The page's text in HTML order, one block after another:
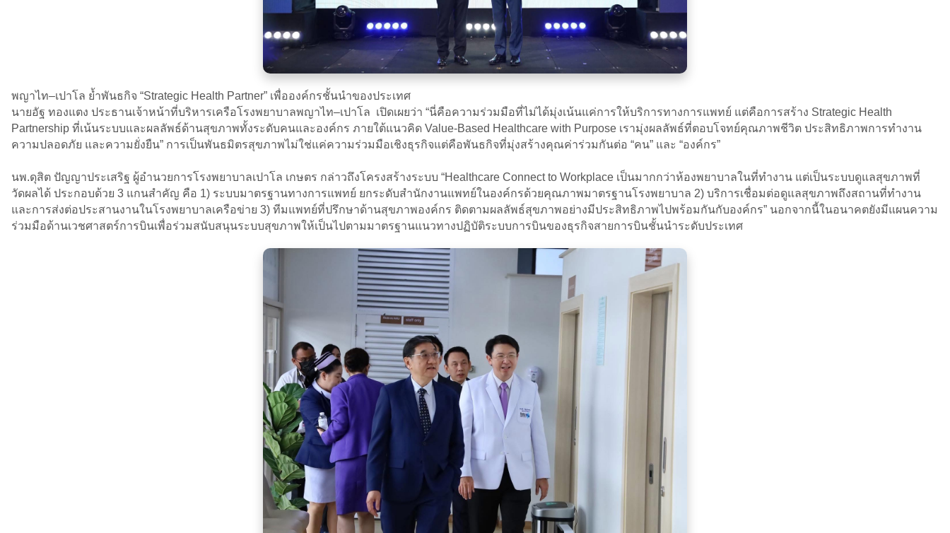
พญาไท–เปาโล ย้ำพันธกิจ “Strategic Health Partner” เพื่อองค์กรชั้นนำของประเทศ
นายอัฐ ทองแตง ประธานเจ้าหน้าที่บริหารเครือโรงพยาบาลพญาไท–เปาโล เปิดเผยว่า “นี่คือความร่วมมือที่ไม่ได้มุ่งเน้นแค่การให้บริการทางการแพทย์ แต่คือการสร้าง Strategic Health
Partnership ที่เน้นระบบและผลลัพธ์ด้านสุขภาพทั้งระดับคนและองค์กร ภายใต้แนวคิด Value-Based Healthcare with Purpose เรามุ่งผลลัพธ์ที่ตอบโจทย์คุณภาพชีวิต ประสิทธิภาพการทำงาน
ความปลอดภัย และความยั่งยืน” การเป็นพันธมิตรสุขภาพไม่ใช่แค่ความร่วมมือเชิงธุรกิจแต่คือพันธกิจที่มุ่งสร้างคุณค่าร่วมกันต่อ “คน” และ “องค์กร”
นพ.ดุสิต ปัญญาประเสริฐ ผู้อำนวยการโรงพยาบาลเปาโล เกษตร กล่าวถึงโครงสร้างระบบ “Healthcare Connect to Workplace เป็นมากกว่าห้องพยาบาลในที่ทำงาน แต่เป็นระบบดูแลสุขภาพที่
วัดผลได้ ประกอบด้วย 3 แกนสำคัญ คือ 1) ระบบมาตรฐานทางการแพทย์ ยกระดับสำนักงานแพทย์ในองค์กรด้วยคุณภาพมาตรฐานโรงพยาบาล 2) บริการเชื่อมต่อดูแลสุขภาพถึงสถานที่ทำงาน
และการส่งต่อประสานงานในโรงพยาบาลเครือข่าย 3) ทีมแพทย์ที่ปรึกษาด้านสุขภาพองค์กร ติดตามผลลัพธ์สุขภาพอย่างมีประสิทธิภาพไปพร้อมกันกับองค์กร” นอกจากนี้ในอนาคตยังมีแผนความ
ร่วมมือด้านเวชศาสตร์การบินเพื่อร่วมสนับสนุนระบบสุขภาพให้เป็นไปตามมาตรฐานแนวทางปฏิบัติระบบการบินของธุรกิจสายการบินชั้นนำระดับประเทศ